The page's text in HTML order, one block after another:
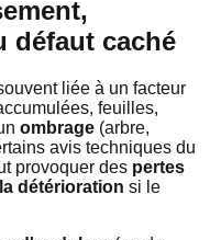
défaut caché
liée à un facteur
feuilles,
ombrage (arbre,
avis techniques du
provoquer des pertes
détérioration si le